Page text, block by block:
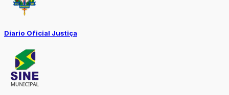
Diario Oficial Justiça